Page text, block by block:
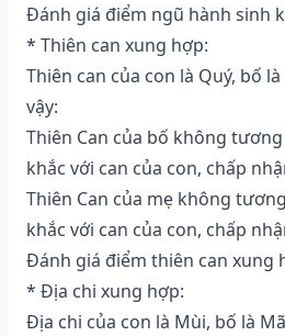
Đánh giá điểm ngũ hành sinh
* Thiên can xung hợp:
Thiên can của con là Quý, bố
vậy:
Thiên Can của bố không
khắc với can của con, chấp
Thiên Can của mẹ không
khắc với can của con, chấp
Đánh giá điểm thiên can xung
* Địa chi xung hợp:
Địa chi của con là Mùi, bố là